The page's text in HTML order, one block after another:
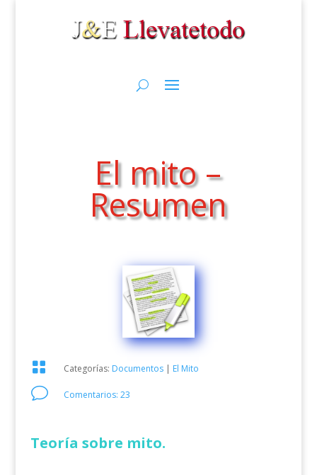
El mito –
Resumen
 Categorías: Documentos| El Mito
v Comentarios: 23
Teoría sobre mito.